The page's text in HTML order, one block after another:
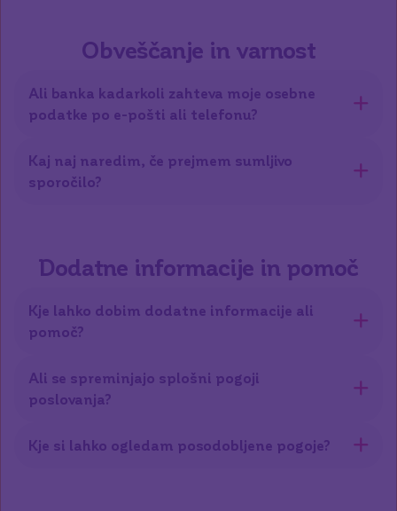
Obveščanje in varnost
Ali banka kadarkoli zahteva moje osebne
podatke po e-pošti ali telefonu?
Kaj naj naredim, če prejmem sumljivo
sporočilo?
Dodatne informacije in pomoč
Kje lahko dobim dodatne informacije ali
pomoč?
Ali se spreminjajo splošni pogoji
poslovanja?
Kje si lahko ogledam posodobljene pogoje?